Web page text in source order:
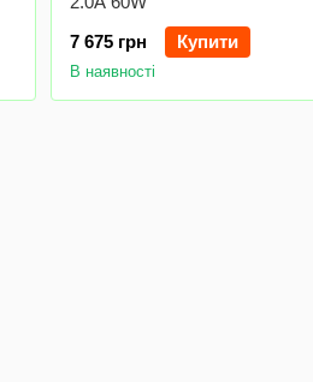
7 675 грн
Купити
В наявності